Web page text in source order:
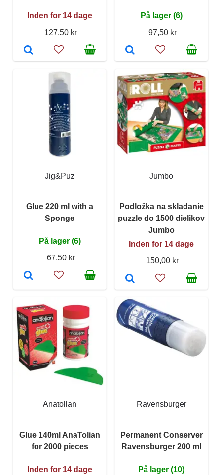
Inden for 14 dage
127,50 kr
På lager (6)
97,50 kr
Jig&Puz
Glue 220 ml with a
Sponge
På lager (6)
67,50 kr
Jumbo
Podložka na skladanie
puzzle do 1500 dielikov
Jumbo
Inden for 14 dage
150,00 kr
Anatolian
Glue 140ml AnaTolian
for 2000 pieces
Inden for 14 dage
Ravensburger
Permanent Conserver
Ravensburger 200 ml
På lager (10)